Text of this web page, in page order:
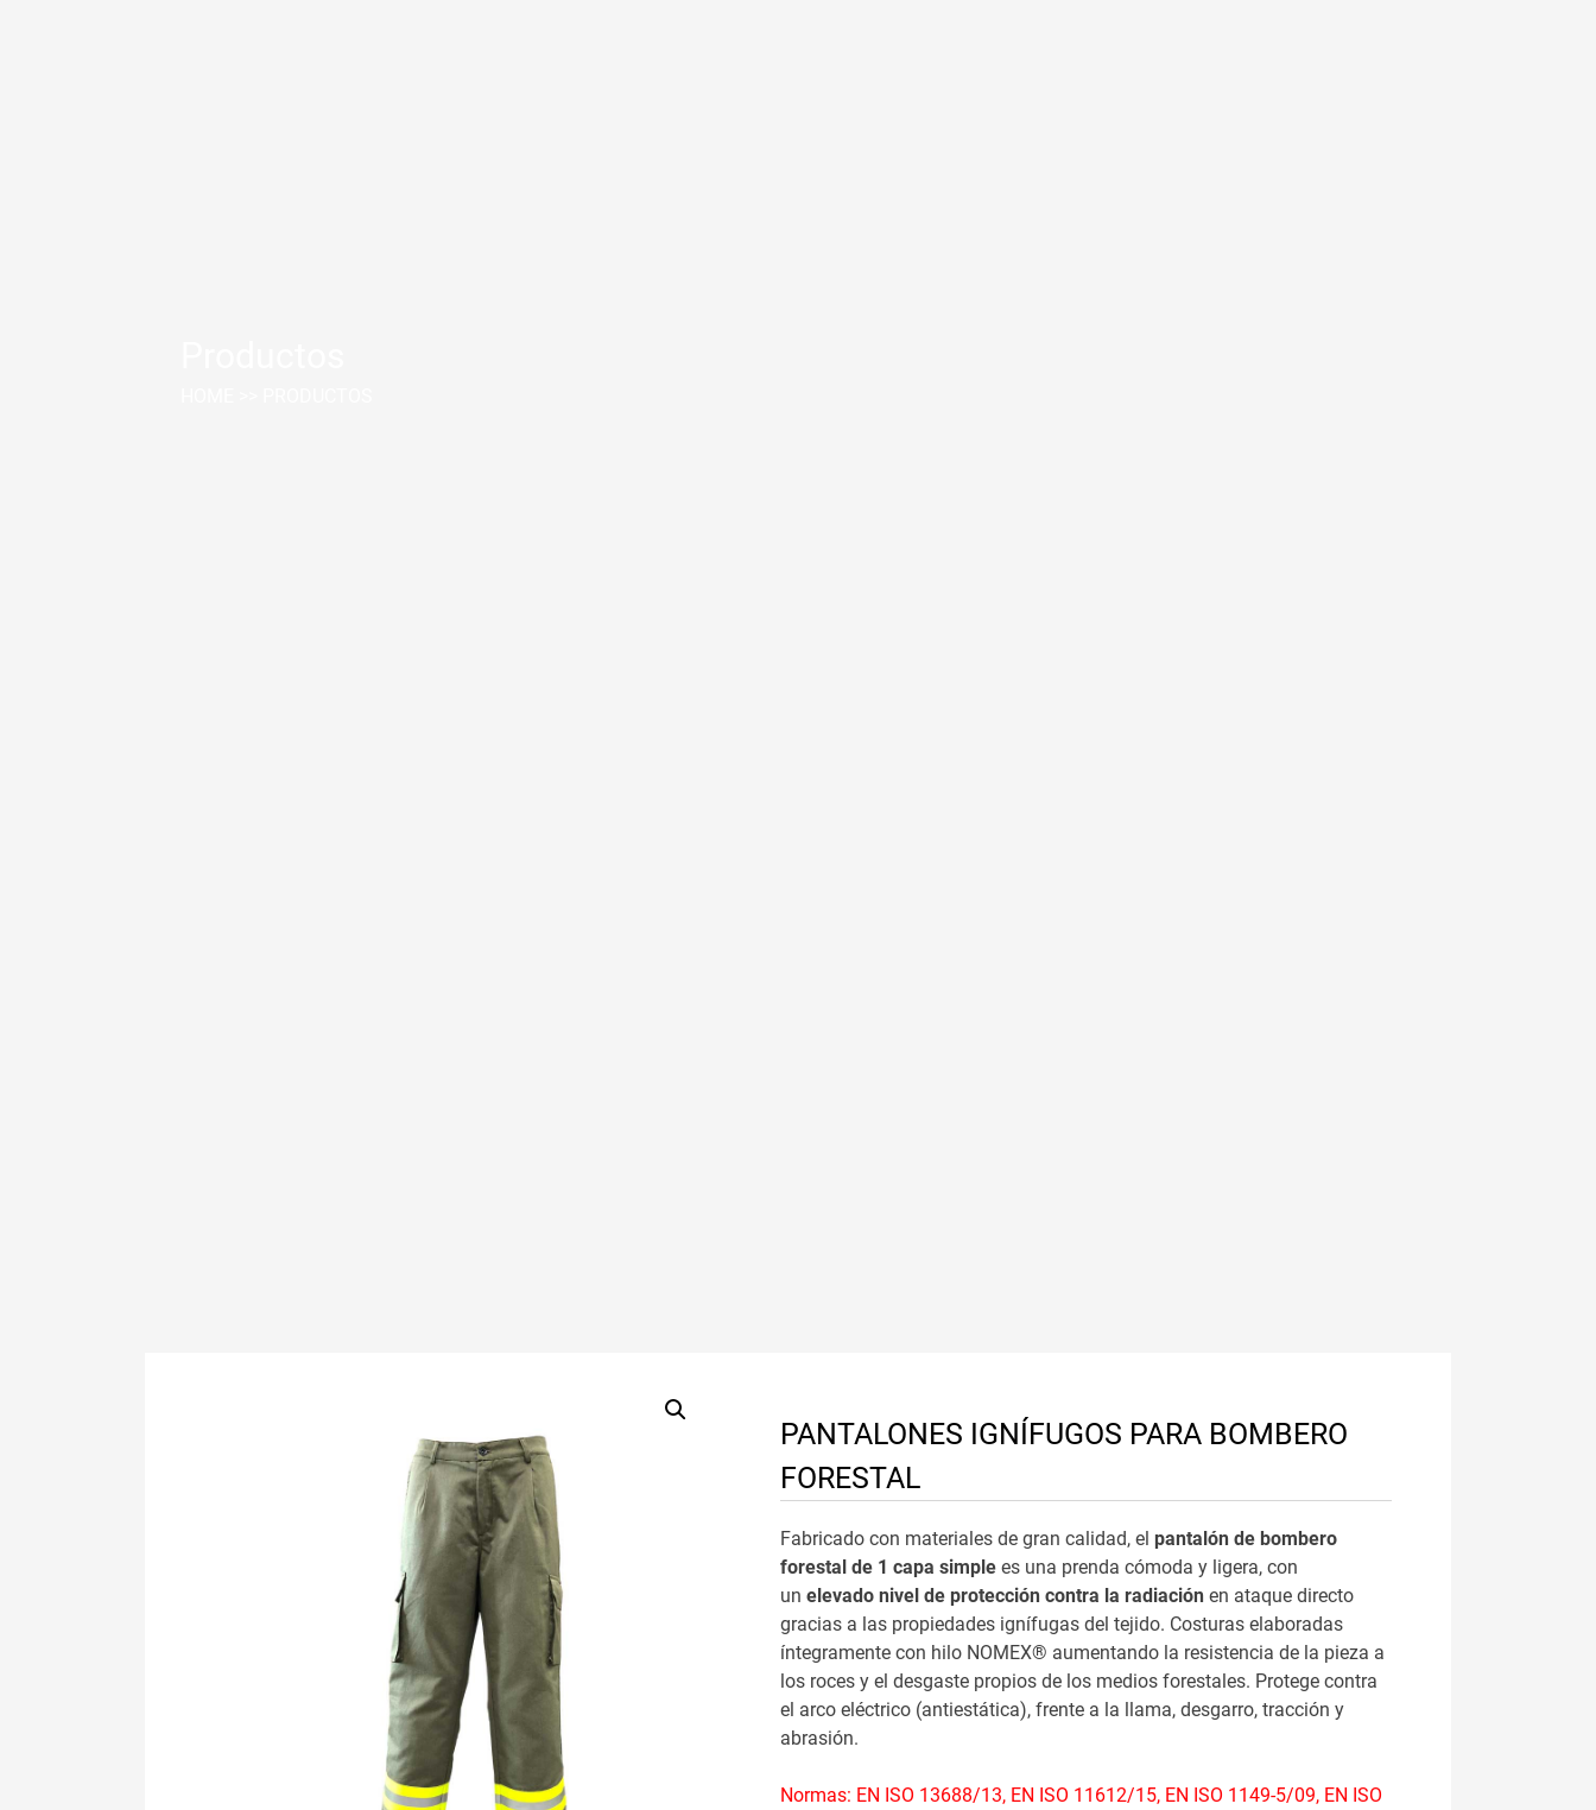
PANTALONES IGNÍFUGOS PARA BOMBERO
FORESTAL
Fabricado con materiales de gran calidad, el pantalón de bombero
forestal de 1 capa simple es una prenda cómoda y ligera, con
un elevado nivel de protección contra la radiación en ataque directo
gracias a las propiedades ignífugas del tejido. Costuras elaboradas
íntegramente con hilo NOMEX® aumentando la resistencia de la pieza a
los roces y el desgaste propios de los medios forestales. Protege contra
el arco eléctrico (antiestática), frente a la llama, desgarro, tracción y
abrasión.
Normas: EN ISO 13688/13, EN ISO 11612/15, EN ISO 1149-5/09, EN ISO